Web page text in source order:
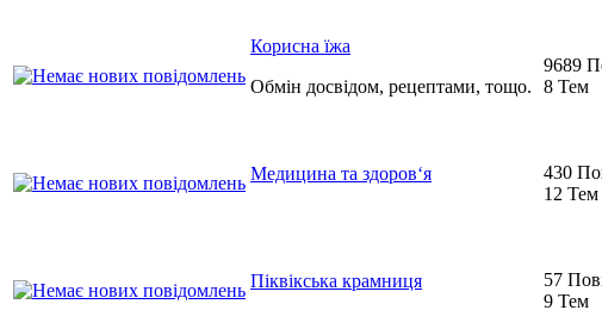
Корисна їжа
Обмін досвідом, рецептами, тощо.
9689
8 Тем
Медицина та здоров‘я
430
12 Тем
Піквікська крамниця
57
9 Тем